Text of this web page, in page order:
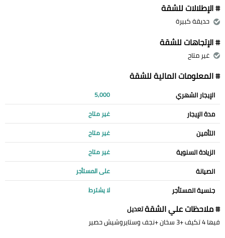
# الإطلالات للشقة
حديقة كبيرة
# الإتجاهات للشقة
غير متاح
# المعلومات المالية للشقة
الإيجار الشهري 5,000
مدة الإيجار غير متاح
التأمين غير متاح
الزيادة السنوية غير متاح
الصيانة على المستأجر
جنسية المستأجر لا يشترط
# ملاحظات علي الشقةتعديل
فيها 4 تكيف +3 سخان +نجف وستايروشيش حصير